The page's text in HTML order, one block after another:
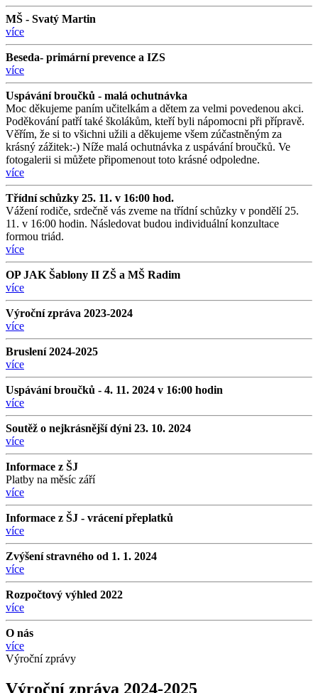
MŠ - Svatý Martin
více
Beseda- primární prevence a IZS
více
Uspávání broučků - malá ochutnávka
Moc děkujeme paním učitelkám a dětem za velmi povedenou akci.
Poděkování patří také školákům, kteří byli nápomocni při přípravě.
Věřím, že si to všichni užili a děkujeme všem zúčastněným za
krásný zážitek:-) Níže malá ochutnávka z uspávání broučků. Ve
fotogalerii si můžete připomenout toto krásné odpoledne.
více
Třídní schůzky 25. 11. v 16:00 hod.
Vážení rodiče, srdečně vás zveme na třídní schůzky v pondělí 25.
11. v 16:00 hodin. Následovat budou individuální konzultace
formou triád.
více
OP JAK Šablony II ZŠ a MŠ Radim
více
Výroční zpráva 2023-2024
více
Bruslení 2024-2025
více
Uspávání broučků - 4. 11. 2024 v 16:00 hodin
více
Soutěž o nejkrásnější dýni 23. 10. 2024
více
Informace z ŠJ
Platby na měsíc září
více
Informace z ŠJ - vrácení přeplatků
více
Zvýšení stravného od 1. 1. 2024
více
Rozpočtový výhled 2022
více
O nás
více
Výroční zprávy
Výroční zpráva 2024-2025